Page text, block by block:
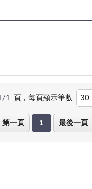
1 頁，每頁顯示筆數
第一頁 1 最後一頁